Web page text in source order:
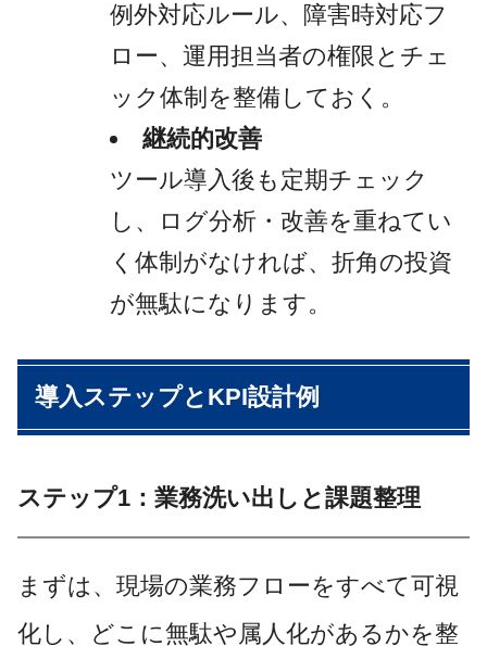
例外対応ルール、障害時対応フ
ロー、運用担当者の権限とチェ
ック体制を整備しておく。
継続的改善
ツール導入後も定期チェック
し、ログ分析・改善を重ねてい
く体制がなければ、折角の投資
が無駄になります。
導入ステップとKPI設計例
ステップ1：業務洗い出しと課題整理
まずは、現場の業務フローをすべて可視
化し、どこに無駄や属人化があるかを整